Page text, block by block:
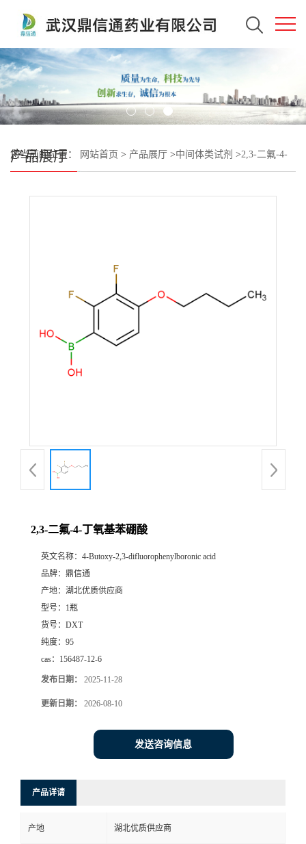
产品展厅
您当前的位置： 网站首页 > 产品展厅 >中间体类试剂 >2,3-二氟-4-
2,3-二氟-4-丁氧基苯硼酸
英文名称： 4-Butoxy-2,3-difluorophenylboronic acid
品牌： 鼎信通
产地： 湖北优质供应商
型号： 1瓶
货号： DXT
纯度： 95
cas： 156487-12-6
发布日期： 2025-11-28
更新日期： 2026-08-10
发送咨询信息
产品详请
产地 湖北优质供应商